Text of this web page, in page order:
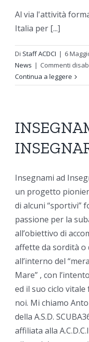
Al via l'attività
Italia per [...]
Di Staff ACDCI | 6
News | Commenti
Continua a leggere
Insegnami ad
un progetto
di alcuni “sportivi”
passione per la
all’obiettivo di
affette da sordità o
all’interno del
Mare” , con
ed il suo ciclo
noi. Mi chiamo
della A.S.D.
affiliata alla